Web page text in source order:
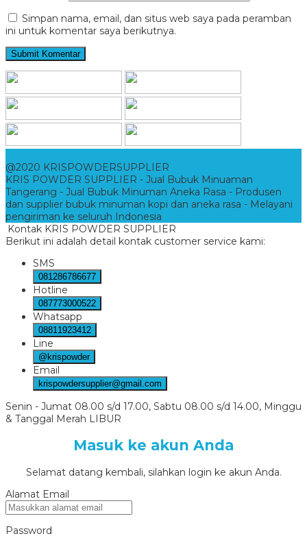
Simpan nama, email, dan situs web saya pada peramban
ini untuk komentar saya berikutnya.
@2020 KRISPOWDERSUPPLIER
KRIS POWDER SUPPLIER - Jual Bubuk Minuaman
Tangerang - Jual Bubuk Minuman Aneka Rasa - Produsen
dan supplier bubuk minuman kopi dan aneka rasa - Melayani
pengiriman ke seluruh Indonesia
Kontak KRIS POWDER SUPPLIER
Berikut ini adalah detail kontak customer service kami:
SMS
081286786677
Hotline
087773000522
Whatsapp
08811923412
Line
@krispowder
Email
krispowdersupplier@gmail.com
Senin - Jumat 08.00 s/d 17.00, Sabtu 08.00 s/d 14.00, Minggu
& Tanggal Merah LIBUR
Masuk ke akun Anda
Selamat datang kembali, silahkan login ke akun Anda.
Alamat Email
Password